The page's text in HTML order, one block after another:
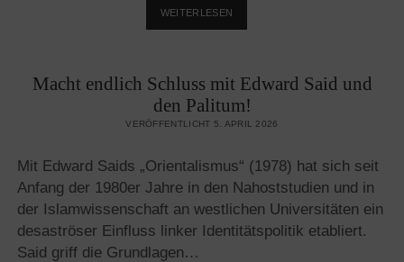
WEITERLESEN
DREI
LAUT
DER
ACHSE
Macht endlich Schluss mit Edward Said und
den Palitum!
VERÖFFENTLICHT 5. APRIL 2026
Mit Edward Saids „Orientalismus“ (1978) hat sich seit
Anfang der 1980er Jahre in den Nahoststudien und in
der Islamwissenschaft an westlichen Universitäten ein
desaströser Einfluss linker Identitätspolitik etabliert.
Said griff die Grundlagen…